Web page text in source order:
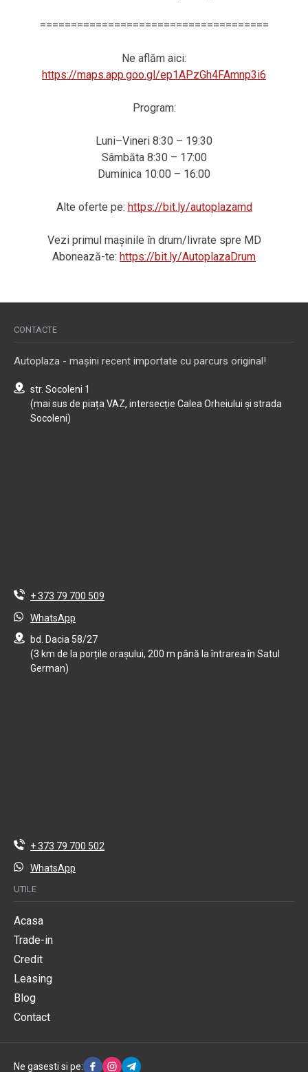
=====================================
Ne aflăm aici:
https://maps.app.goo.gl/ep1APzGh4FAmnp3i6
Program:
Luni–Vineri 8:30 – 19:30
Sâmbăta 8:30 – 17:00
Duminica 10:00 – 16:00
Alte oferte pe: https://bit.ly/autoplazamd
Vezi primul mașinile în drum/livrate spre MD
Abonează-te: https://bit.ly/AutoplazaDrum
CONTACTE
Autoplaza - mașini recent importate cu parcurs original!
str. Socoleni 1
(mai sus de piața VAZ, intersecție Calea Orheiului și strada
Socoleni)
+ 373 79 700 509
WhatsApp
bd. Dacia 58/27
(3 km de la porțile orașului, 200 m până la întrarea în Satul
German)
+ 373 79 700 502
WhatsApp
UTILE
Acasa
Trade-in
Credit
Leasing
Blog
Contact
Ne gasesti si pe: